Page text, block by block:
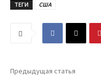
ТЕГИ США
Предыдущая статья